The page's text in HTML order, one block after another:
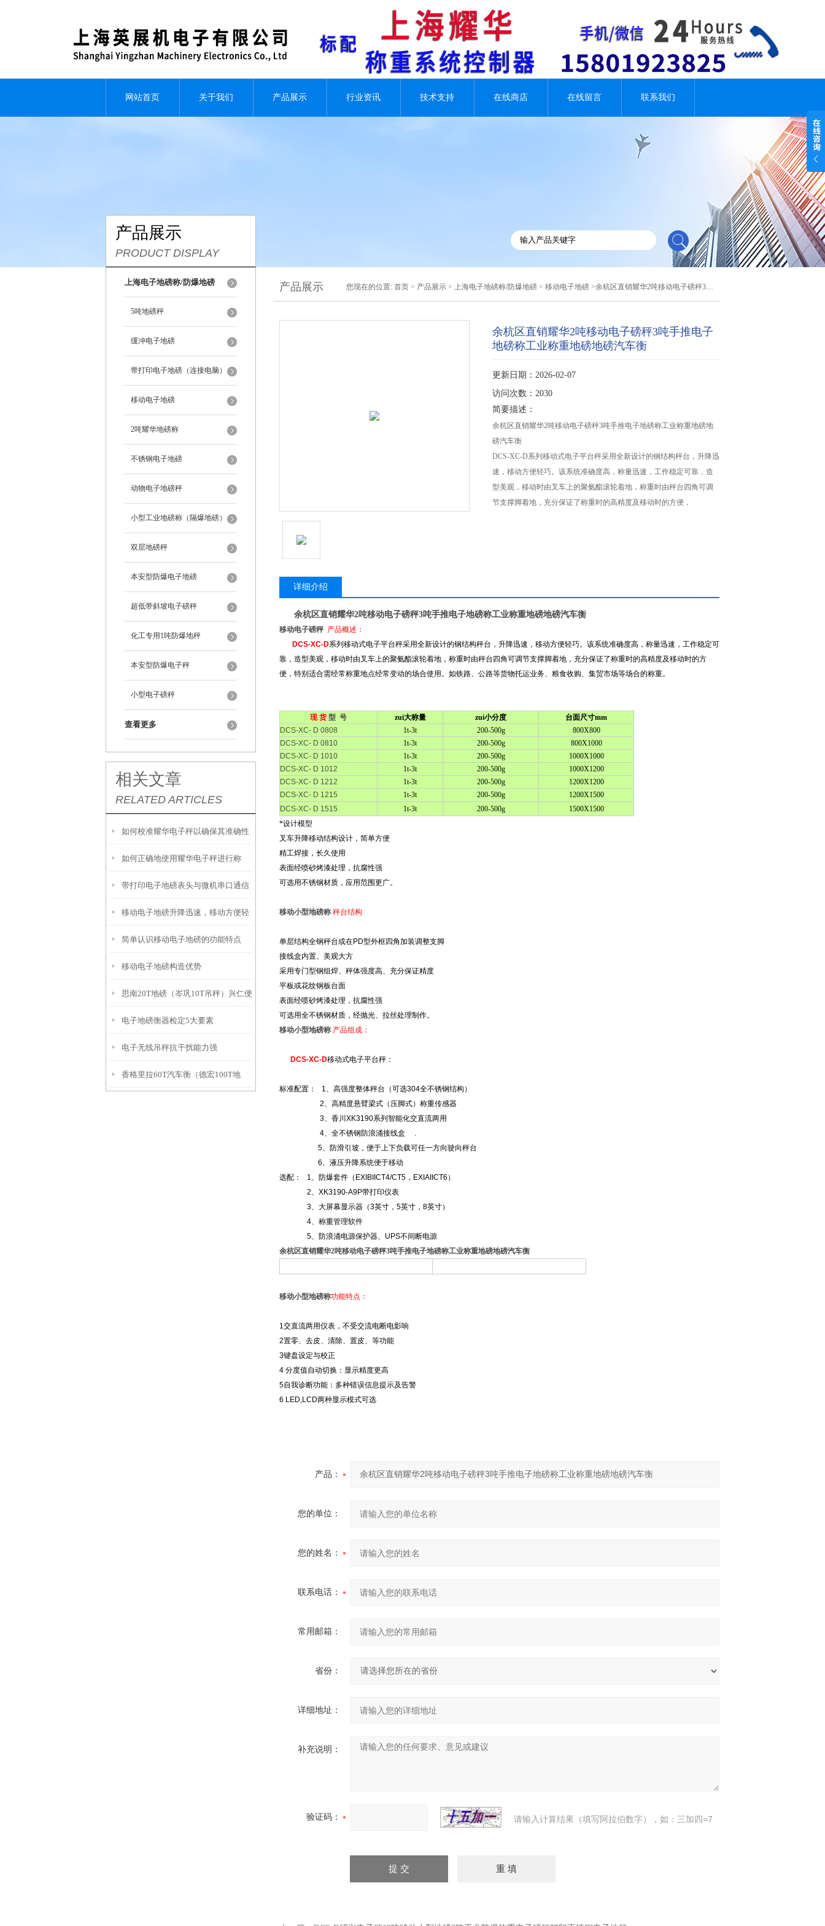
网站首页 关于我们 产品展示 行业资讯 技术支持 在线商店 在线留言 联系我们
产品展示
PRODUCT DISPLAY
上海电子地磅称/防爆地磅
5吨地磅秤
缓冲电子地磅
带打印电子地磅（连接电脑）
移动电子地磅
2吨耀华地磅称
不锈钢电子地磅
动物电子地磅秤
小型工业地磅称（隔爆地磅）
双层地磅秤
本安型防爆电子地磅
超低带斜坡电子磅秤
化工专用1吨防爆地秤
本安型防爆电子秤
小型电子磅秤
查看更多
相关文章
RELATED ARTICLES
如何校准耀华电子秤以确保其准确性
和稳定性？
如何正确地使用耀华电子秤进行称
重？
带打印电子地磅表头与微机串口通信
的经验
移动电子地磅升降迅速，移动方便轻
巧
简单认识移动电子地磅的功能特点
移动电子地磅构造优势
思南20T地磅（岑巩10T吊秤）兴仁便
携式地磅秤）荔波80T汽车衡维修
电子地磅衡器检定5大要素
电子无线吊秤抗干扰能力强
香格里拉60T汽车衡（德宏100T地
产品展示 您现在的位置: 首页 > 产品展示 > 上海电子地磅称/防爆地磅 > 移动电子地磅 >余杭区直销耀华2吨移动电子磅秤3吨手推电子地磅称工业称重地磅地磅汽车衡
余杭区直销耀华2吨移动电子磅秤3吨手推电子
地磅称工业称重地磅地磅汽车衡
更新日期：2026-02-07
访问次数：2030
简要描述：
余杭区直销耀华2吨移动电子磅秤3吨手推电子地磅称工业称重地磅地
磅汽车衡
DCS-XC-D系列移动式电子平台秤采用全新设计的钢结构秤台，升降迅
速，移动方便轻巧。该系统准确度高，称量迅速，工作稳定可靠，造
型美观，移动时由叉车上的聚氨酯滚轮着地，称重时由秤台四角可调
节支撑脚着地，充分保证了称重时的高精度及移动时的方便，
详细介绍
余杭区直销耀华2吨移动电子磅秤3吨手推电子地磅称工业称重地磅地磅汽车衡
移动电子磅秤 产品概述：
DCS-XC-D系列移动式电子平台秤采用全新设计的钢结构秤台，升降迅速，移动方便轻巧。该系统准确度高，称量迅速，工作稳定可
靠，造型美观，移动时由叉车上的聚氨酯滚轮着地，称重时由秤台四角可调节支撑脚着地，充分保证了称重时的高精度及移动时的方
便，特别适合需经常称重地点经常变动的场合使用。如铁路、公路等货物托运业务、粮食收购、集贸市场等场合的称重。
现 货 型 号 zui大称量 zui小分度
台面尺寸mm
DCS-XC- D 0808
1t-3t 200-500g
800X800
DCS-XC- D 0810
1t-3t 200-500g
800X1000
DCS-XC- D 1010
1t-3t 200-500g
1000X1000
DCS-XC- D 1012
1t-3t 200-500g
1000X1200
DCS-XC- D 1212
1t-3t 200-500g
1200X1200
DCS-XC- D 1215
1t-3t 200-500g
1200X1500
DCS-XC- D 1515
1t-3t 200-500g
1500X1500
*设计模型
叉车升降移动结构设计，简单方便
精工焊接，长久使用
表面经喷砂烤漆处理，抗腐性强
可选用不锈钢材质，应用范围更广。
移动小型地磅称 秤台结构
单层结构全钢秤台或在PD型外框四角加装调整支脚
接线盒内置、美观大方
采用专门型钢组焊、秤体强度高、充分保证精度
平板或花纹钢板台面
表面经喷砂烤漆处理，抗腐性强
可选用全不锈钢材质，经抛光、拉丝处理制作。
移动小型地磅称 产品组成：
DCS-XC-D移动式电子平台秤 ：
标准配置： 1、高强度整体秤台（可选304全不锈钢结构）
2、高精度悬臂梁式（压脚式）称重传感器
3、香川 XK3190系列智能化交直流两用
4、全不锈钢防浪涌接线盒 .
5、防滑引坡，便于上下负载可任一方向驶向秤台
6、液压升降系统便于移动
选配：
1、防爆套件（ EXIBIICT4/CT5 ， EXIAIICT6 ）
2、 XK3190-A9P带打印仪表
3、大屏幕显示器（3英寸， 5英寸， 8英寸）
4、称重管理软件
5、防浪涌电源保护器、 UPS不间断电源
余杭区直销耀华2吨移动电子磅秤3吨手推电子地磅称工业称重地磅地磅汽车衡
移动小型地磅称功能特点：
1交直流两用仪表，不受交流电断电影响
2置零、去皮、清除、置皮、等功能
3键盘设定与校正
4 分度值自动切换：显示精度更高
5自我诊断功能：多种错误信息提示及告警
6 LED,LCD两种显示模式可选
产品：
您的单位：
您的姓名：
联系电话：
常用邮箱：
省份：
详细地址：
补充说明：
验证码： 请输入计算结果（填写阿拉伯数字），如：三加四=7